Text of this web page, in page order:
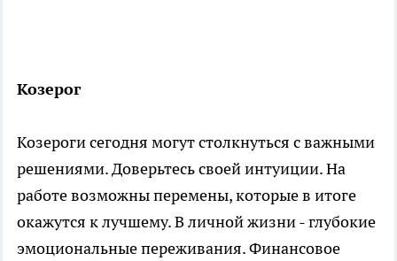
Козерог
Козероги сегодня могут столкнуться с важными
решениями. Доверьтесь своей интуиции. На
работе возможны перемены, которые в итоге
окажутся к лучшему. В личной жизни - глубокие
эмоциональные переживания. Финансовое